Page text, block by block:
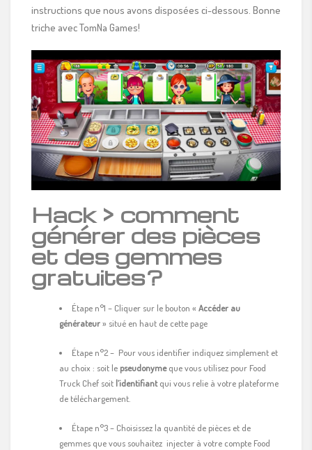
instructions que nous avons disposées ci-dessous. Bonne
triche avec TomNa Games!
Hack > comment
générer des pièces
et des gemmes
gratuites?
Étape n°1 – Cliquer sur le bouton « Accéder au
générateur» situé en haut de cette page
Étape n°2 – Pour vous identifier indiquez simplement et
au choix : soit le pseudonymeque vous utilisez pour Food
Truck Chef soit l’identifiantqui vous relie à votre plateforme
de téléchargement.
Étape n°3 – Choisissez la quantité de pièces et de
gemmes que vous souhaitez injecter à votre compte Food